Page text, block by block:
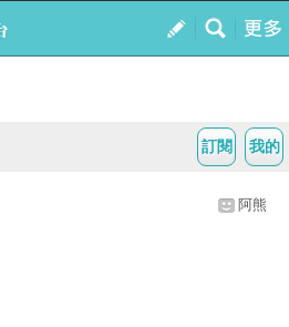
我的
訂閱
阿熊